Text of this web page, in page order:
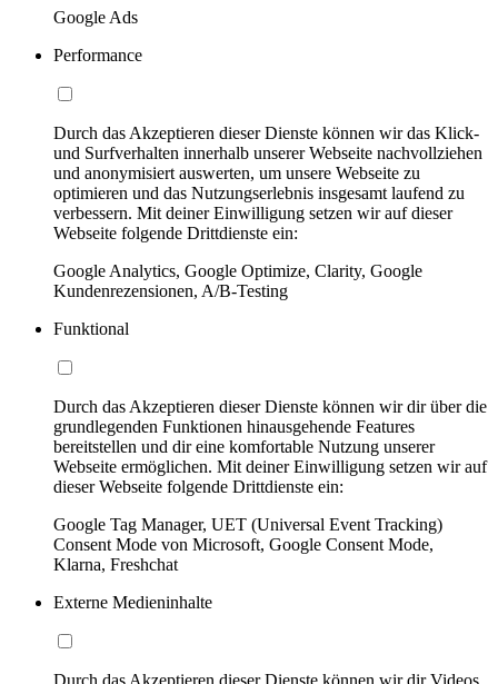
Google Ads
Performance
Durch das Akzeptieren dieser Dienste können wir das Klick-
und Surfverhalten innerhalb unserer Webseite nachvollziehen
und anonymisiert auswerten, um unsere Webseite zu
optimieren und das Nutzungserlebnis insgesamt laufend zu
verbessern. Mit deiner Einwilligung setzen wir auf dieser
Webseite folgende Drittdienste ein:
Google Analytics, Google Optimize, Clarity, Google
Kundenrezensionen, A/B-Testing
Funktional
Durch das Akzeptieren dieser Dienste können wir dir über die
grundlegenden Funktionen hinausgehende Features
bereitstellen und dir eine komfortable Nutzung unserer
Webseite ermöglichen. Mit deiner Einwilligung setzen wir auf
dieser Webseite folgende Drittdienste ein:
Google Tag Manager, UET (Universal Event Tracking)
Consent Mode von Microsoft, Google Consent Mode,
Klarna, Freshchat
Externe Medieninhalte
Durch das Akzeptieren dieser Dienste können wir dir Videos